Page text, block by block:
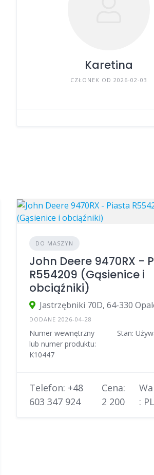
Karetina
CZŁONEK OD 2026-02-03
DO MASZYN
John Deere 9470RX -
R554209 (Gąsienice i
obciąźniki)
Jastrzębniki 70D, 64-330
DODANE 2026-04-28
Numer wewnętrzny
lub numer produktu:
K10447
Stan:
Telefon: +48
603 347 924
Cena:
2 200
: